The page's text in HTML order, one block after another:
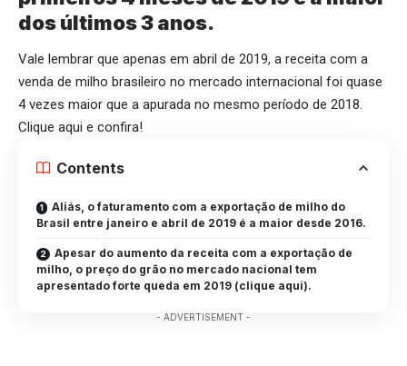
dos últimos 3 anos.
Vale lembrar que apenas em abril de 2019, a receita com a
venda de milho brasileiro no mercado internacional foi quase
4 vezes maior que a apurada no mesmo período de 2018.
Clique aqui e confira!
Contents
Aliás, o faturamento com a exportação de milho do
Brasil entre janeiro e abril de 2019 é a maior desde 2016.
Apesar do aumento da receita com a exportação de
milho, o preço do grão no mercado nacional tem
apresentado forte queda em 2019 (clique aqui).
- ADVERTISEMENT -